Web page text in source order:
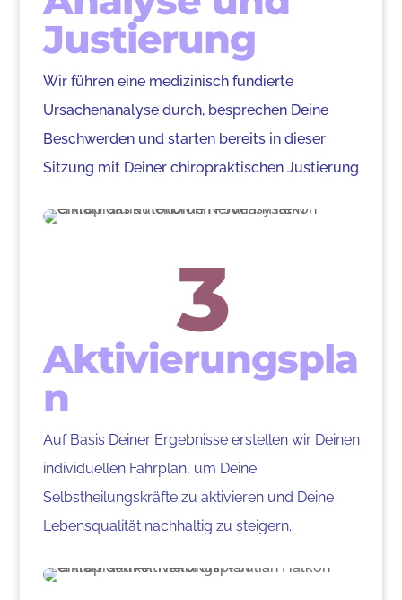
Justierung
Wir führen eine medizinisch fundierte
Ursachenanalyse durch, besprechen Deine
Beschwerden und starten bereits in dieser
Sitzung mit Deiner chiropraktischen Justierung
3
Aktivierungspla
n
Auf Basis Deiner Ergebnisse erstellen wir Deinen
individuellen Fahrplan, um Deine
Selbstheilungskräfte zu aktivieren und Deine
Lebensqualität nachhaltig zu steigern.